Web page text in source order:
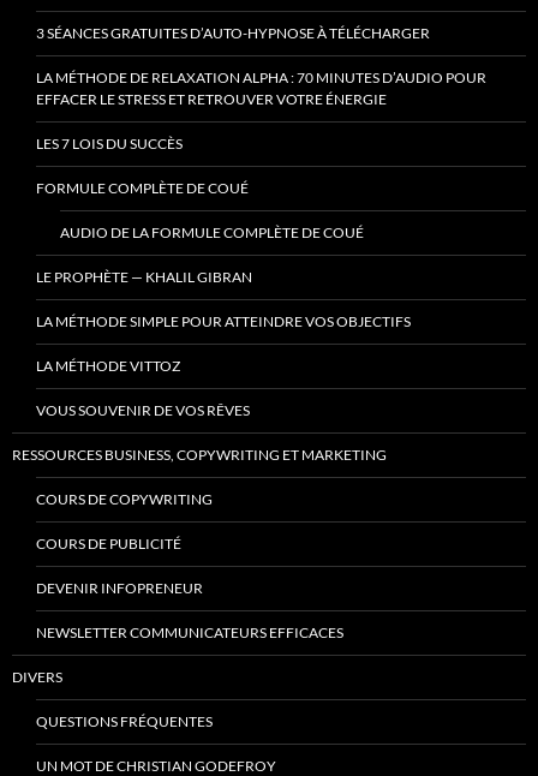
3 SÉANCES GRATUITES D’AUTO-HYPNOSE À TÉLÉCHARGER
LA MÉTHODE DE RELAXATION ALPHA : 70 MINUTES D’AUDIO POUR
EFFACER LE STRESS ET RETROUVER VOTRE ÉNERGIE
LES 7 LOIS DU SUCCÈS
FORMULE COMPLÈTE DE COUÉ
AUDIO DE LA FORMULE COMPLÈTE DE COUÉ
LE PROPHÈTE — KHALIL GIBRAN
LA MÉTHODE SIMPLE POUR ATTEINDRE VOS OBJECTIFS
LA MÉTHODE VITTOZ
VOUS SOUVENIR DE VOS RÊVES
RESSOURCES BUSINESS, COPYWRITING ET MARKETING
COURS DE COPYWRITING
COURS DE PUBLICITÉ
DEVENIR INFOPRENEUR
NEWSLETTER COMMUNICATEURS EFFICACES
DIVERS
QUESTIONS FRÉQUENTES
UN MOT DE CHRISTIAN GODEFROY